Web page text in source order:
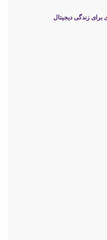
برای زندگی دیجیتال